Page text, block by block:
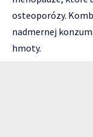
osteoporózy.
nadmernej
hmoty.